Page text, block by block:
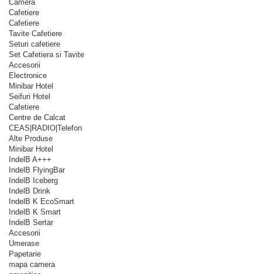
Camera
Cafetiere
Cafetiere
Tavite Cafetiere
Seturi cafetiere
Set Cafetiera si Tavite
Accesorii
Electronice
Minibar Hotel
Seifuri Hotel
Cafetiere
Centre de Calcat
CEAS|RADIO|Telefon
Alte Produse
Minibar Hotel
IndelB A+++
IndelB FlyingBar
IndelB Iceberg
IndelB Drink
IndelB K EcoSmart
IndelB K Smart
IndelB Sertar
Accesorii
Umerase
Papetarie
mapa camera